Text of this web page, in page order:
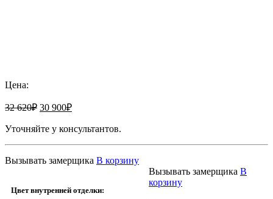
Цена:
32 620₽ 30 900₽
Уточняйте у консультантов.
Вызывать замерщика В корзину
Цвет внутренней отделки:
Вызывать замерщика В
корзину